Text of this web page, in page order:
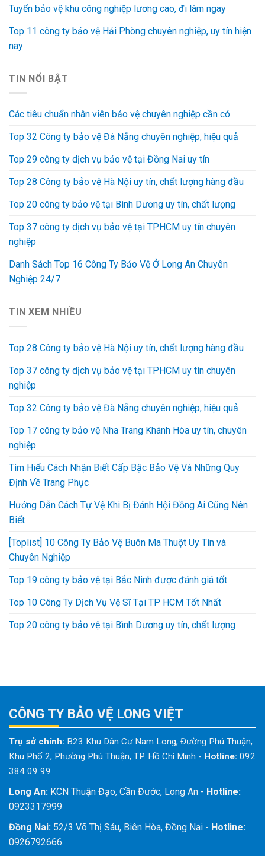
Tuyển bảo vệ khu công nghiệp lương cao, đi làm ngay
Top 11 công ty bảo vệ Hải Phòng chuyên nghiệp, uy tín hiện
nay
TIN NỔI BẬT
Các tiêu chuẩn nhân viên bảo vệ chuyên nghiệp cần có
Top 32 Công ty bảo vệ Đà Nẵng chuyên nghiệp, hiệu quả
Top 29 công ty dịch vụ bảo vệ tại Đồng Nai uy tín
Top 28 Công ty bảo vệ Hà Nội uy tín, chất lượng hàng đầu
Top 20 công ty bảo vệ tại Bình Dương uy tín, chất lượng
Top 37 công ty dịch vụ bảo vệ tại TPHCM uy tín chuyên
nghiệp
Danh Sách Top 16 Công Ty Bảo Vệ Ở Long An Chuyên
Nghiệp 24/7
TIN XEM NHIỀU
Top 28 Công ty bảo vệ Hà Nội uy tín, chất lượng hàng đầu
Top 37 công ty dịch vụ bảo vệ tại TPHCM uy tín chuyên
nghiệp
Top 32 Công ty bảo vệ Đà Nẵng chuyên nghiệp, hiệu quả
Top 17 công ty bảo vệ Nha Trang Khánh Hòa uy tín, chuyên
nghiệp
Tìm Hiểu Cách Nhận Biết Cấp Bậc Bảo Vệ Và Những Quy
Định Về Trang Phục
Hướng Dẫn Cách Tự Vệ Khi Bị Đánh Hội Đồng Ai Cũng Nên
Biết
[Toplist] 10 Công Ty Bảo Vệ Buôn Ma Thuột Uy Tín và
Chuyên Nghiệp
Top 19 công ty bảo vệ tại Bắc Ninh được đánh giá tốt
Top 10 Công Ty Dịch Vụ Vệ Sĩ Tại TP HCM Tốt Nhất
Top 20 công ty bảo vệ tại Bình Dương uy tín, chất lượng
CÔNG TY BẢO VỆ LONG VIỆT
Trụ sở chính: B23 Khu Dân Cư Nam Long, Đường Phú Thuận,
Khu Phố 2, Phường Phú Thuận, TP. Hồ Chí Minh - Hotline: 092
384 09 99
Long An: KCN Thuận Đạo, Cần Đước, Long An - Hotline:
0923317999
Đồng Nai: 52/3 Võ Thị Sáu, Biên Hòa, Đồng Nai - Hotline:
0926792666